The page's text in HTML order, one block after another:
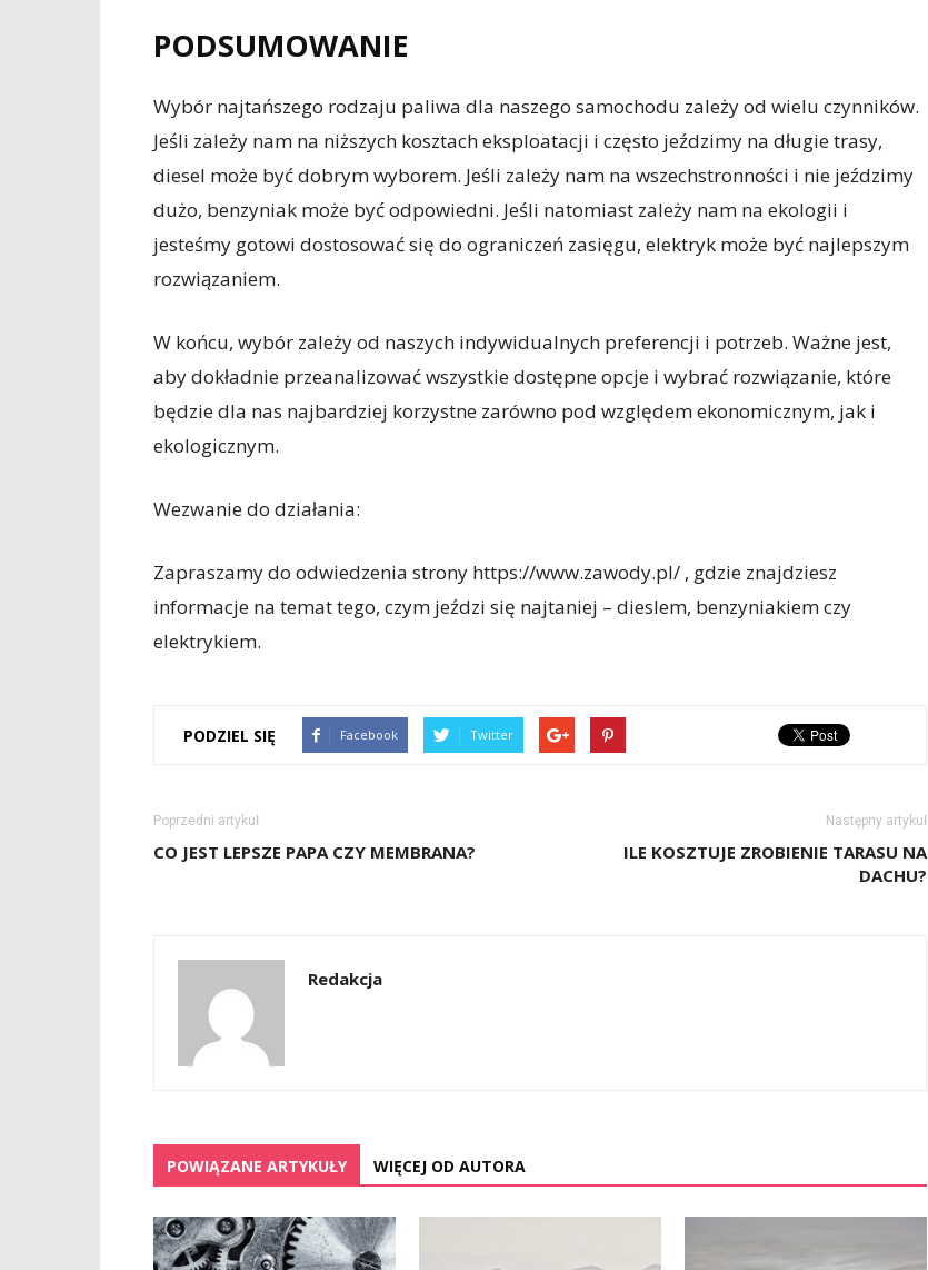
PODSUMOWANIE
Wybór najtańszego rodzaju paliwa dla naszego samochodu zależy od wielu czynników.
Jeśli zależy nam na niższych kosztach eksploatacji i często jeździmy na długie trasy,
diesel może być dobrym wyborem. Jeśli zależy nam na wszechstronności i nie jeździmy
dużo, benzyniak może być odpowiedni. Jeśli natomiast zależy nam na ekologii i
jesteśmy gotowi dostosować się do ograniczeń zasięgu, elektryk może być najlepszym
rozwiązaniem.
W końcu, wybór zależy od naszych indywidualnych preferencji i potrzeb. Ważne jest,
aby dokładnie przeanalizować wszystkie dostępne opcje i wybrać rozwiązanie, które
będzie dla nas najbardziej korzystne zarówno pod względem ekonomicznym, jak i
ekologicznym.
Wezwanie do działania:
Zapraszamy do odwiedzenia strony https://www.zawody.pl/ , gdzie znajdziesz
informacje na temat tego, czym jeździ się najtaniej – dieslem, benzyniakiem czy
elektrykiem.
PODZIEL SIĘ Facebook Twitter
Poprzedni artykuł
CO JEST LEPSZE PAPA CZY MEMBRANA?
Następny artykuł
ILE KOSZTUJE ZROBIENIE TARASU NA
DACHU?
Redakcja
POWIĄZANE ARTYKUŁY WIĘCEJ OD AUTORA